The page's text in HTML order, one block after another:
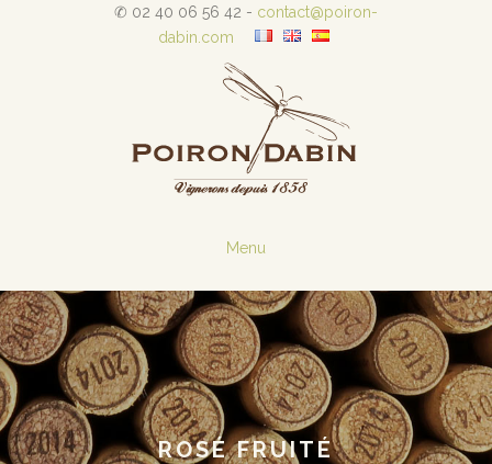
✆ 02 40 06 56 42 - contact@poiron-
dabin.com
Menu
ROSÉ FRUITÉ